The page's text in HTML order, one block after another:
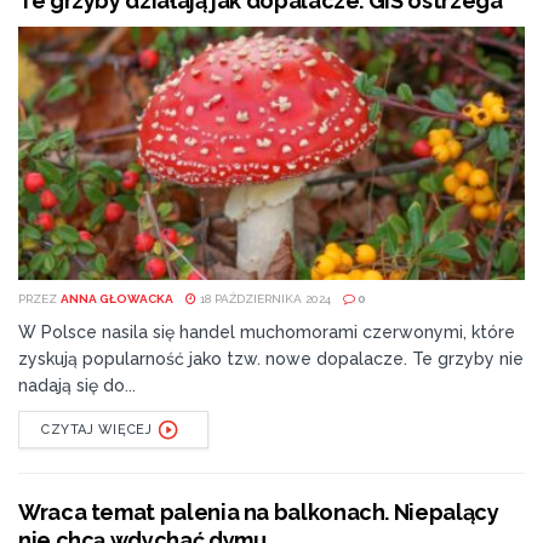
PRZEZ ANNA GŁOWACKA 18 PAŹDZIERNIKA 2024 0
W Polsce nasila się handel muchomorami czerwonymi, które
zyskują popularność jako tzw. nowe dopalacze. Te grzyby nie
nadają się do...
CZYTAJ WIĘCEJ
Wraca temat palenia na balkonach. Niepalący